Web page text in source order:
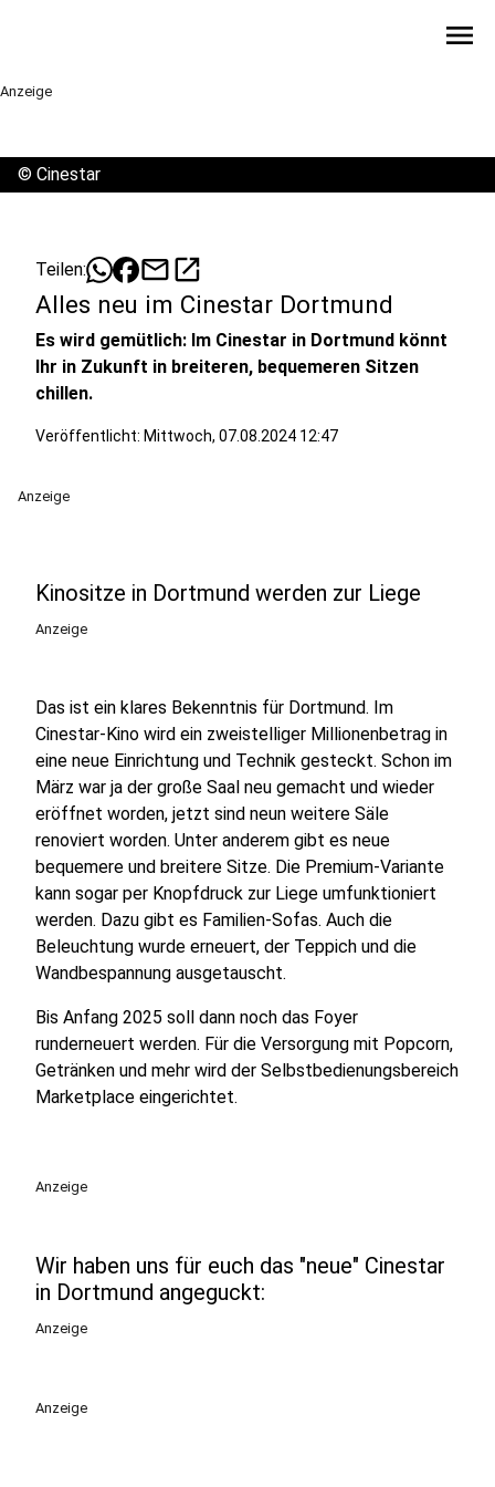
menu
Anzeige
© Cinestar
Teilen: mailopen_in_new
Alles neu im Cinestar Dortmund
Es wird gemütlich: Im Cinestar in Dortmund könnt
Ihr in Zukunft in breiteren, bequemeren Sitzen
chillen.
Veröffentlicht: Mittwoch, 07.08.2024 12:47
Anzeige
Kinositze in Dortmund werden zur Liege
Anzeige
Das ist ein klares Bekenntnis für Dortmund. Im
Cinestar-Kino wird ein zweistelliger Millionenbetrag in
eine neue Einrichtung und Technik gesteckt. Schon im
März war ja der große Saal neu gemacht und wieder
eröffnet worden, jetzt sind neun weitere Säle
renoviert worden. Unter anderem gibt es neue
bequemere und breitere Sitze. Die Premium-Variante
kann sogar per Knopfdruck zur Liege umfunktioniert
werden. Dazu gibt es Familien-Sofas. Auch die
Beleuchtung wurde erneuert, der Teppich und die
Wandbespannung ausgetauscht.
Bis Anfang 2025 soll dann noch das Foyer
runderneuert werden. Für die Versorgung mit Popcorn,
Getränken und mehr wird der Selbstbedienungsbereich
Marketplace eingerichtet.
Anzeige
Wir haben uns für euch das "neue" Cinestar
in Dortmund angeguckt:
Anzeige
Anzeige